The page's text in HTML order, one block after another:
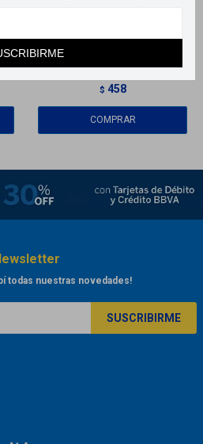
Caresens lancetas estériles
x100
$ 458
todas nuestras novedades!
SUSCRIBIRME